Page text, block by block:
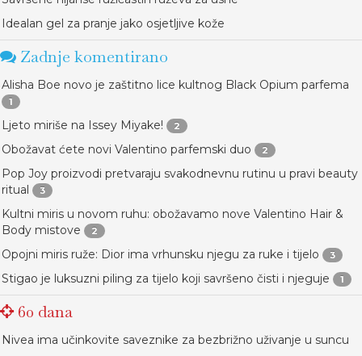
Idealan gel za pranje jako osjetljive kože
Zadnje komentirano
Alisha Boe novo je zaštitno lice kultnog Black Opium parfema
1
Ljeto miriše na Issey Miyake! 2
Obožavat ćete novi Valentino parfemski duo 2
Pop Joy proizvodi pretvaraju svakodnevnu rutinu u pravi beauty
ritual
3
Kultni miris u novom ruhu: obožavamo nove Valentino Hair &
Body mistove
2
Opojni miris ruže: Dior ima vrhunsku njegu za ruke i tijelo 3
Stigao je luksuzni piling za tijelo koji savršeno čisti i njeguje 1
60 dana
Nivea ima učinkovite saveznike za bezbrižno uživanje u suncu